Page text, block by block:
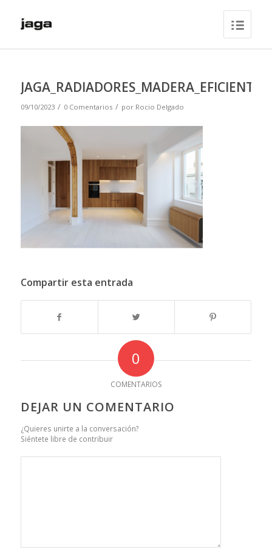
09/10/2023 / 0 Comentarios / por Rocio Delgado
Compartir esta entrada
0
COMENTARIOS
DEJAR UN COMENTARIO
¿Quieres unirte a la conversación?
Siéntete libre de contribuir